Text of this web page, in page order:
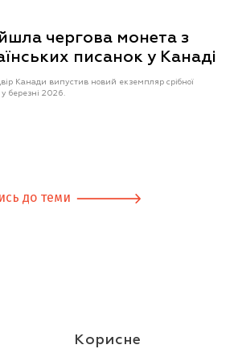
чергова монета з
писанок у Канаді
Канади випустив новий екземпляр срібної
березні 2026.
до теми
Корисне